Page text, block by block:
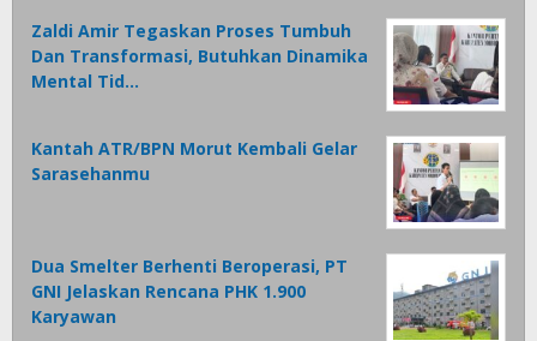
Zaldi Amir Tegaskan Proses Tumbuh
Dan Transformasi, Butuhkan Dinamika
Mental Tid…
Kantah ATR/BPN Morut Kembali Gelar
Sarasehanmu
Dua Smelter Berhenti Beroperasi, PT
GNI Jelaskan Rencana PHK 1.900
Karyawan